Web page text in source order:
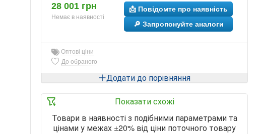
28 001 грн
Немає в наявності
📩 Повідомте про наявність
🔎 Запропонуйте аналоги
Оптові ціни
До обраного
Додати до порівняння
Показати схожі
Товари в наявності з подібними параметрами та
цінами у межах ±20% від ціни поточного товару